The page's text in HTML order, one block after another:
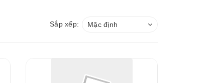
Sắp xếp: Mặc định